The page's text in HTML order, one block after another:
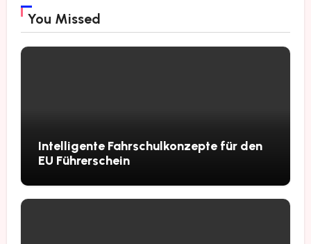
You Missed
Intelligente Fahrschulkonzepte für den
EU Führerschein